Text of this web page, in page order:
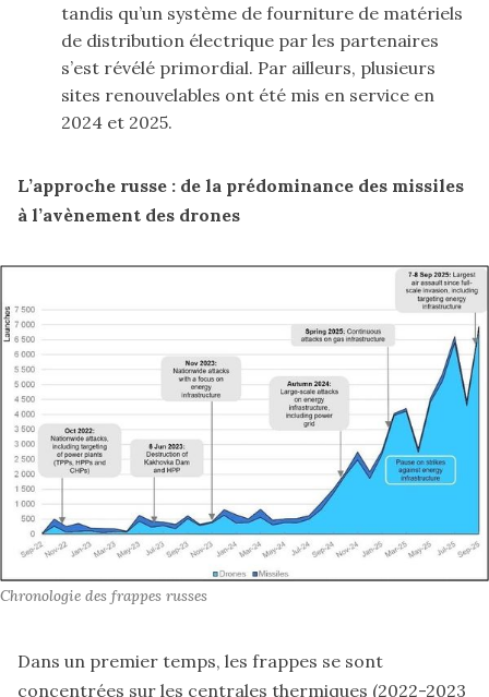
tandis qu’un système de fourniture de matériels
de distribution électrique par les partenaires
s’est révélé primordial. Par ailleurs, plusieurs
sites renouvelables ont été mis en service en
2024 et 2025.
L’approche russe : de la prédominance des missiles
à l’avènement des drones
Chronologie des frappes russes
Dans un premier temps, les frappes se sont
concentrées sur les centrales thermiques (2022-2023